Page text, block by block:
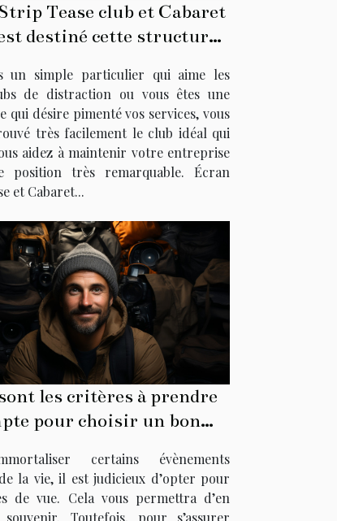
Tease club et Cabaret
destiné cette structure
un simple particulier qui aime les
de distraction ou vous êtes une
qui désire pimenté vos services, vous
très facilement le club idéal qui
aidez à maintenir votre entreprise
position très remarquable. Écran
et Cabaret...
les critères à prendre
pour choisir un bon
certains évènements
la vie, il est judicieux d’opter pour
de vue. Cela vous permettra d’en
Toutefois, pour s’assurer